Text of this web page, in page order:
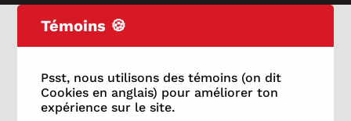
Témoins 🍪
Psst, nous utilisons des témoins (on dit
Cookies en anglais) pour améliorer ton
expérience sur le site.